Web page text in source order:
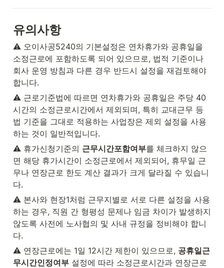
유의사항
⚠️ 오이사공5240의 기본설정은 연차휴가와 공휴일을
소정근로에 포함하도록 되어 있으므로, 법적 기준이나
회사 운영 방침과 다른 경우 반드시 설정을 재검토해야
합니다.
⚠️ 근로기준법에 따르면 연차휴가와 공휴일은 주당 40
시간의 소정근로시간에서 제외되며, 특히 교대근무 등
법 기준을 그대로 적용하는 사업장은 제외 설정을 사용
하는 것이 일반적입니다.
⚠️ 휴가신청기준의 근무시간포함여부를 체크하지 않으
면 해당 휴가시간이 소정근로에서 제외되어, 휴무일 근
무나 연장근로 한도 계산 결과가 크게 달라질 수 있습니
다.
⚠️ 본사와 현장1처럼 근무지별로 서로 다른 설정을 사용
하는 경우, 직원 간 형평성 문제나 임금 차이가 발생하지
않도록 사전에 노사협의 및 사내 규정을 정비해야 합니
다.
⚠️ 연장근로에는 1일 12시간 제한이 있으므로, 공휴일근
무시간인정여부 설정에 따라 소정근로시간과 연장근로